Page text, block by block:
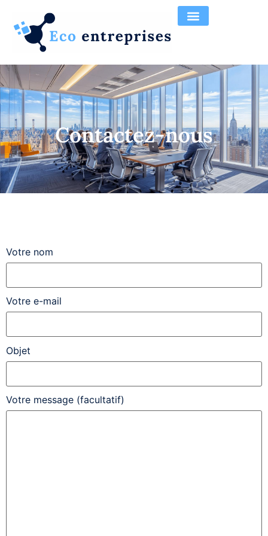
Contactez-nous
Votre nom
Votre e-mail
Objet
Votre message (facultatif)